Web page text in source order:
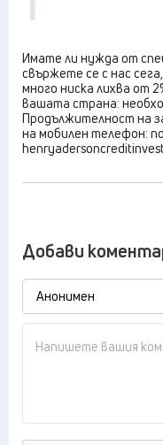
Имате ли нужда от
свържете се с нас
много ниска лихва от
вашата страна:
Продължителност на
на мобилен телефон:
Добави